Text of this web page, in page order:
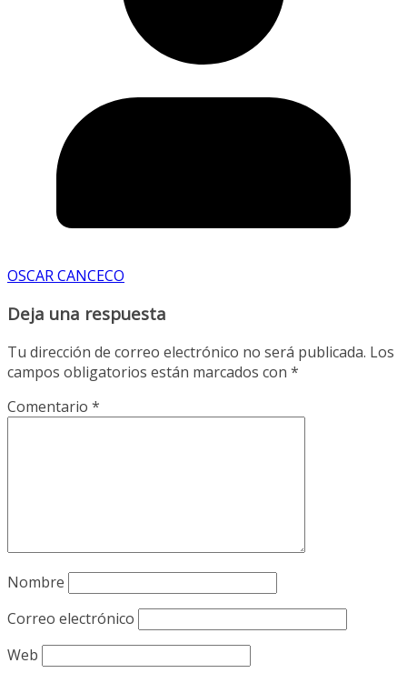
OSCAR CANCECO
Deja una respuesta
Tu dirección de correo electrónico no será publicada. Los
campos obligatorios están marcados con *
Comentario *
Nombre
Correo electrónico
Web